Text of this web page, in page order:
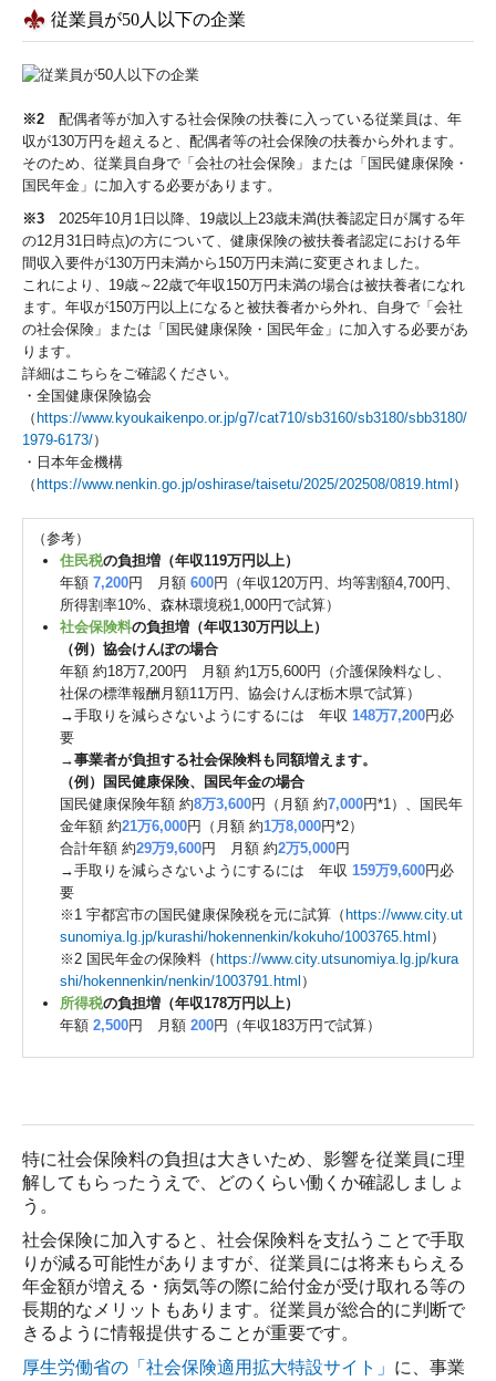
従業員が50人以下の企業
※2 配偶者等が加入する社会保険の扶養に入っている従業員は、年
収が130万円を超えると、配偶者等の社会保険の扶養から外れます。
そのため、従業員自身で「会社の社会保険」または「国民健康保険・
国民年金」に加入する必要があります。
※3 2025年10月1日以降、19歳以上23歳未満(扶養認定日が属する年
の12月31日時点)の方について、健康保険の被扶養者認定における年
間収入要件が130万円未満から150万円未満に変更されました。
これにより、19歳～22歳で年収150万円未満の場合は被扶養者になれ
ます。年収が150万円以上になると被扶養者から外れ、自身で「会社
の社会保険」または「国民健康保険・国民年金」に加入する必要があ
ります。
詳細はこちらをご確認ください。
・全国健康保険協会
（ https://www.kyoukaikenpo.or.jp/g7/cat710/sb3160/sb3180/sbb3180/
1979-6173/）
・日本年金機構
（ https://www.nenkin.go.jp/oshirase/taisetu/2025/202508/0819.html ）
（参考）
住民税の負担増（年収119万円以上）
年額 7,200円 月額 600円（年収120万円、均等割額4,700円、
所得割率10%、森林環境税1,000円で試算）
社会保険料の負担増（年収130万円以上）
（例）協会けんぽの場合
年額 約18万7,200円 月額 約1万5,600円（介護保険料なし、
社保の標準報酬月額11万円、協会けんぽ栃木県で試算）
→手取りを減らさないようにするには 年収 148万7,200円必
要
→事業者が負担する社会保険料も同額増えます。
（例）国民健康保険、国民年金の場合
国民健康保険年額 約8万3,600円（月額 約7,000円*1）、国民年
金年額 約21万6,000円（月額 約1万8,000円*2）
合計年額 約29万9,600円 月額 約2万5,000円
→手取りを減らさないようにするには 年収 159万9,600円必
要
※1 宇都宮市の国民健康保険税を元に試算（ https://www.city.ut
sunomiya.lg.jp/kurashi/hokennenkin/kokuho/1003765.html ）
※2 国民年金の保険料（ https://www.city.utsunomiya.lg.jp/kura
shi/hokennenkin/nenkin/1003791.html ）
所得税の負担増（年収178万円以上）
年額 2,500円 月額 200円（年収183万円で試算）
特に社会保険料の負担は大きいため、影響を従業員に理
解してもらったうえで、どのくらい働くか確認しましょ
う。
社会保険に加入すると、社会保険料を支払うことで手取
りが減る可能性がありますが、従業員には将来もらえる
年金額が増える・病気等の際に給付金が受け取れる等の
長期的なメリットもあります。従業員が総合的に判断で
きるように情報提供することが重要です。
厚生労働省の「社会保険適用拡大特設サイト」 に、事業